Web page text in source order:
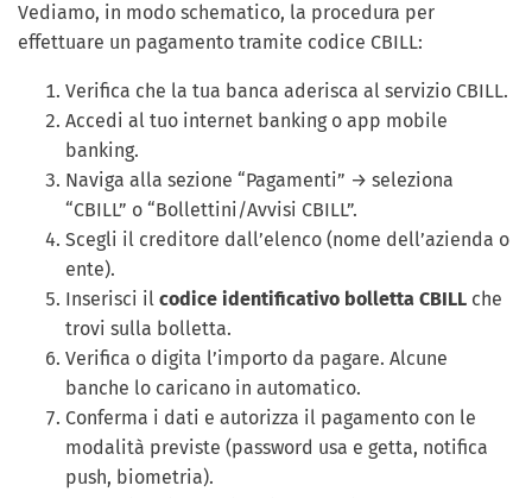
Vediamo, in modo schematico, la procedura per
effettuare un pagamento tramite codice CBILL:
Verifica che la tua banca aderisca al servizio CBILL.
Accedi al tuo internet banking o app mobile
banking.
Naviga alla sezione “Pagamenti” → seleziona
“CBILL” o “Bollettini/Avvisi CBILL”.
Scegli il creditore dall’elenco (nome dell’azienda o
ente).
Inserisci il codice identificativo bolletta CBILL che
trovi sulla bolletta.
Verifica o digita l’importo da pagare. Alcune
banche lo caricano in automatico.
Conferma i dati e autorizza il pagamento con le
modalità previste (password usa e getta, notifica
push, biometria).